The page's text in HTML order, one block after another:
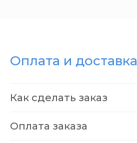
Оплата и доставка
Как сделать заказ
Оплата заказа